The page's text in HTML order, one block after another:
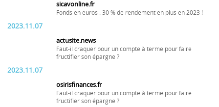
sicavonline.fr
Fonds en euros : 30 % de rendement en plus en 2023 !
2023.11.07
actusite.news
Faut-il craquer pour un compte à terme pour faire
fructifier son épargne ?
2023.11.07
osirisfinances.fr
Faut-il craquer pour un compte à terme pour faire
fructifier son épargne ?